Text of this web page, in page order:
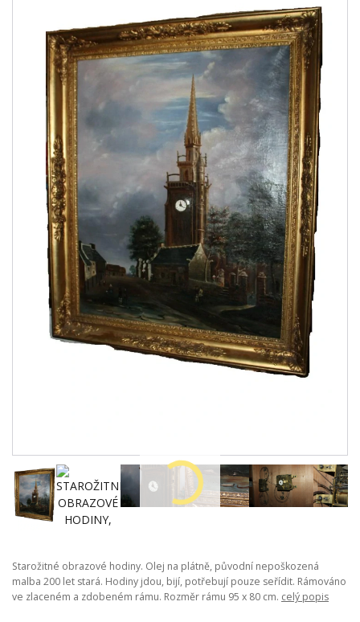
Starožitné obrazové hodiny. Olej na plátně, původní nepoškozená
malba 200 let stará. Hodiny jdou, bijí, potřebují pouze seřídit. Rámováno
ve zlaceném a zdobeném rámu. Rozměr rámu 95 x 80 cm. celý popis